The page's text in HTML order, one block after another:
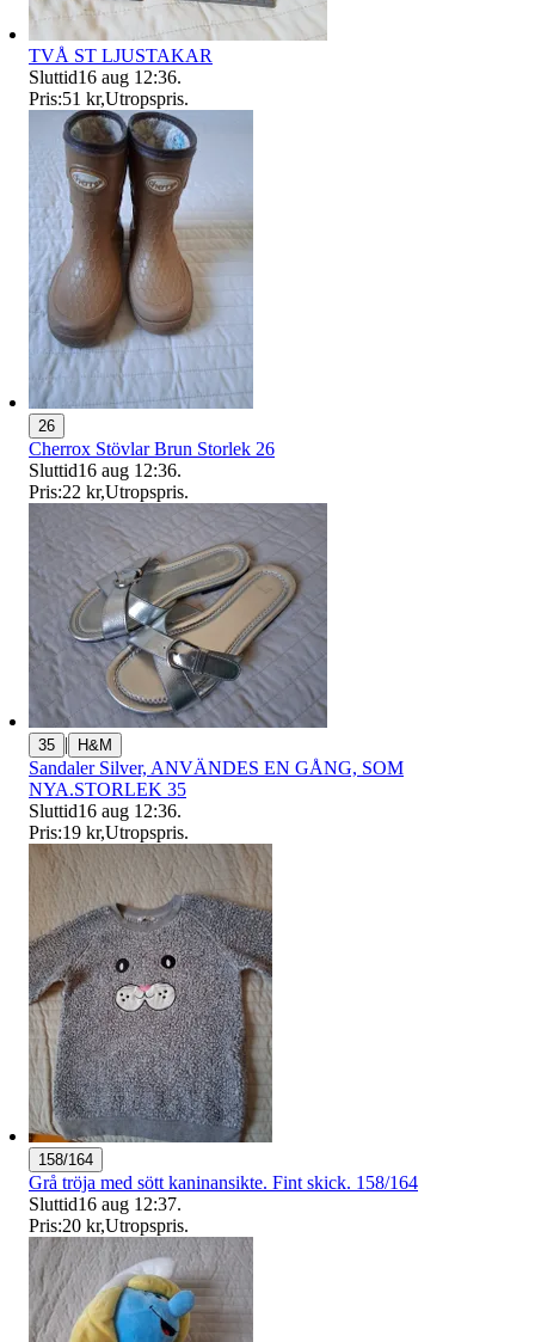
TVÅ ST LJUSTAKAR
Sluttid16 aug 12:36.
Pris:51 kr,Utropspris.
26
Cherrox Stövlar Brun Storlek 26
Sluttid16 aug 12:36.
Pris:22 kr,Utropspris.
35 | H&M
Sandaler Silver, ANVÄNDES EN GÅNG, SOM
NYA.STORLEK 35
Sluttid16 aug 12:36.
Pris:19 kr,Utropspris.
158/164
Grå tröja med sött kaninansikte. Fint skick. 158/164
Sluttid16 aug 12:37.
Pris:20 kr,Utropspris.